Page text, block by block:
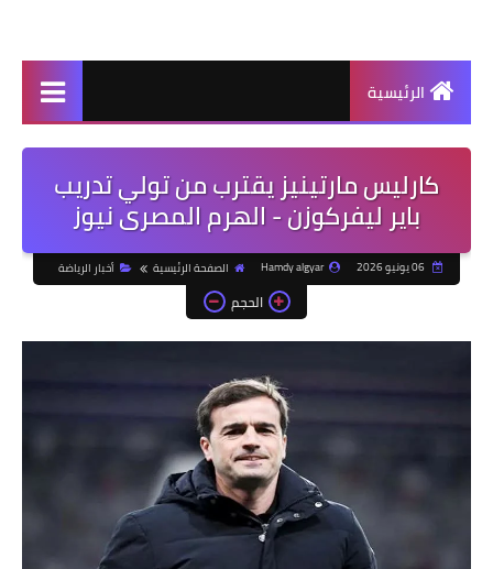
الرئيسية
كارليس مارتينيز يقترب من تولي تدريب
باير ليفركوزن - الهرم المصرى نيوز
Hamdy algyar الصفحة الرئيسية أخبار الرياضة
الحجم